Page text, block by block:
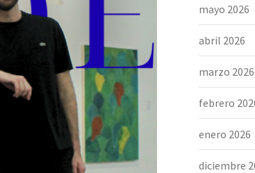
mayo 2026
abril 2026
marzo 2026
febrero
enero 2026
diciembre